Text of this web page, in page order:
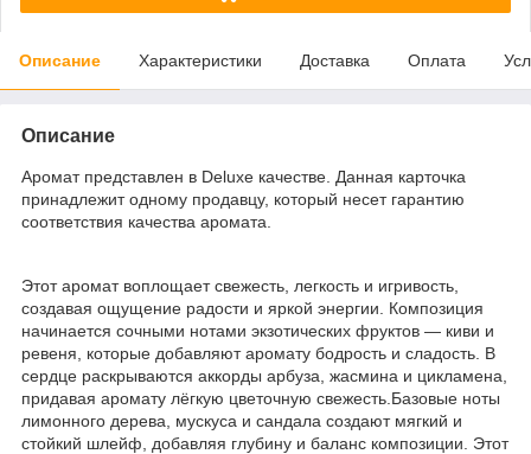
Описание Характеристики Доставка Оплата
Описание
Аромат представлен в Deluxe качестве. Данная карточка
принадлежит одному продавцу, который несет гарантию
соответствия качества аромата.
Этот аромат воплощает свежесть, легкость и игривость,
создавая ощущение радости и яркой энергии. Композиция
начинается сочными нотами экзотических фруктов — киви и
ревеня, которые добавляют аромату бодрость и сладость. В
сердце раскрываются аккорды арбуза, жасмина и цикламена,
придавая аромату лёгкую цветочную свежесть.Базовые ноты
лимонного дерева, мускуса и сандала создают мягкий и
стойкий шлейф, добавляя глубину и баланс композиции. Этот